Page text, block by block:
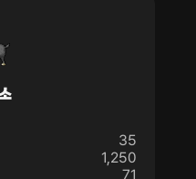
35
1,250
71